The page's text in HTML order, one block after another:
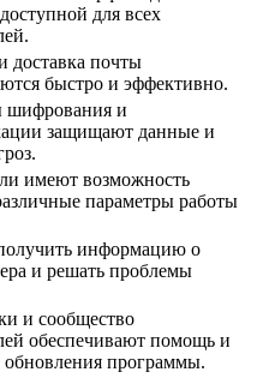
для всех
доставка почты
быстро и эффективно.
и
защищают данные и
имеют возможность
параметры работы
информацию о
и решать проблемы
и сообщество
обеспечивают помощь и
обновления программы.